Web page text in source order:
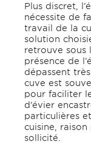
Plus discret,
nécessite de
travail de la
solution
retrouve sous
présence de
dépassent
cuve est
pour faciliter
d’évier
particulières
cuisine,
sollicité.